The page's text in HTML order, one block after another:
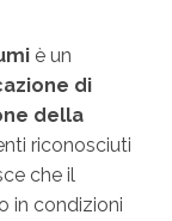
è un
di
della
riconosciuti
che il
in condizioni